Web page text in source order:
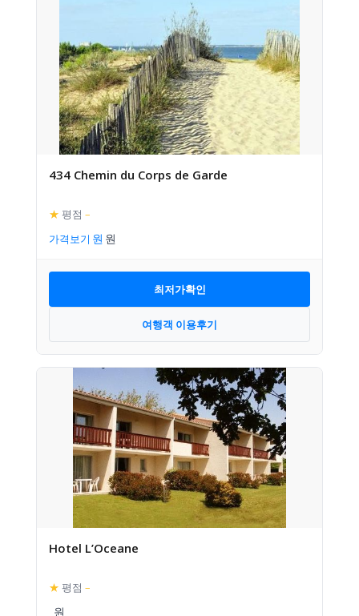
434 Chemin du Corps de Garde
★ 평점 –
가격보기
최저가확인
여행객 이용후기
Hotel L’Oceane
★ 평점 –